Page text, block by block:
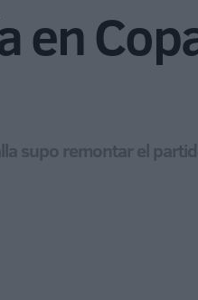
en
supo remontar el